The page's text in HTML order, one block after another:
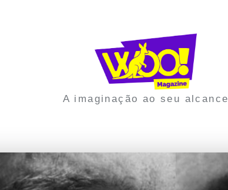
A imaginação ao seu alcance